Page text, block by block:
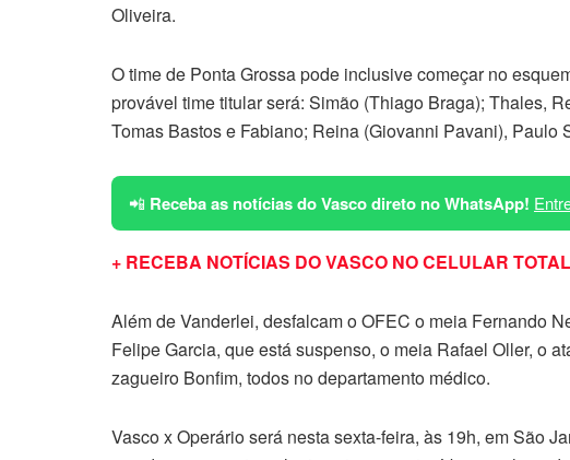
Oliveira.
O time de Ponta Grossa pode inclusive começar no
provável time titular será: Simão (Thiago Braga); Thales,
Tomas Bastos e Fabiano; Reina (Giovanni Pavani), Paulo
📲 Receba as notícias do Vasco direto no WhatsApp!
+ RECEBA NOTÍCIAS DO VASCO NO CELULAR
Além de Vanderlei, desfalcam o OFEC o meia Fernando
Felipe Garcia, que está suspenso, o meia Rafael Oller, o
zagueiro Bonfim, todos no departamento médico.
Vasco x Operário será nesta sexta-feira, às 19h, em São